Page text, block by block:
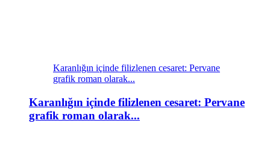
Karanlığın içinde filizlenen cesaret: Pervane
grafik roman olarak...
Karanlığın içinde filizlenen cesaret: Pervane
grafik roman olarak...